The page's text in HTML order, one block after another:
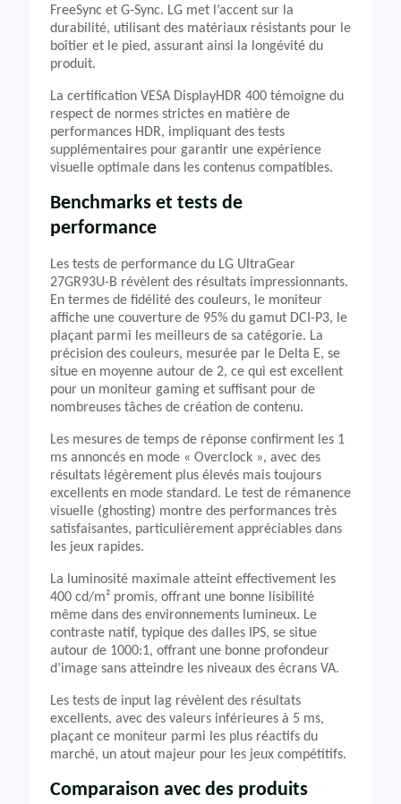
FreeSync et G-Sync. LG met l’accent sur la
durabilité, utilisant des matériaux résistants pour le
boîtier et le pied, assurant ainsi la longévité du
produit.
La certification VESA DisplayHDR 400 témoigne du
respect de normes strictes en matière de
performances HDR, impliquant des tests
supplémentaires pour garantir une expérience
visuelle optimale dans les contenus compatibles.
Benchmarks et tests de
performance
Les tests de performance du LG UltraGear
27GR93U-B révèlent des résultats impressionnants.
En termes de fidélité des couleurs, le moniteur
affiche une couverture de 95% du gamut DCI-P3, le
plaçant parmi les meilleurs de sa catégorie. La
précision des couleurs, mesurée par le Delta E, se
situe en moyenne autour de 2, ce qui est excellent
pour un moniteur gaming et suffisant pour de
nombreuses tâches de création de contenu.
Les mesures de temps de réponse confirment les 1
ms annoncés en mode « Overclock », avec des
résultats légèrement plus élevés mais toujours
excellents en mode standard. Le test de rémanence
visuelle (ghosting) montre des performances très
satisfaisantes, particulièrement appréciables dans
les jeux rapides.
La luminosité maximale atteint effectivement les
400 cd/m² promis, offrant une bonne lisibilité
même dans des environnements lumineux. Le
contraste natif, typique des dalles IPS, se situe
autour de 1000:1, offrant une bonne profondeur
d’image sans atteindre les niveaux des écrans VA.
Les tests de input lag révèlent des résultats
excellents, avec des valeurs inférieures à 5 ms,
plaçant ce moniteur parmi les plus réactifs du
marché, un atout majeur pour les jeux compétitifs.
Comparaison avec des produits